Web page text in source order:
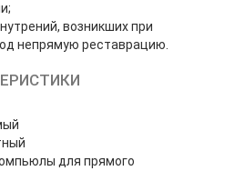
возникших при
непрямую реставрацию.
для прямого